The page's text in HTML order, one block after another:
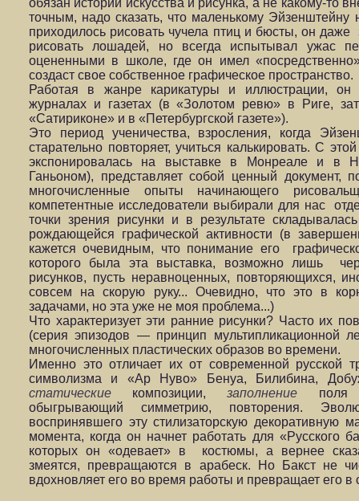
обязан истории искусства и рисунка, а не какому-то
точным, надо сказать, что маленькому Эйзенштейну
приходилось рисовать чучела птиц и бюсты, он даже
рисовать лошадей, но всегда испытывал ужас
оцененными в школе, где он имел
создаст свое собственное графическое пространство.
Работая в жанре карикатуры и иллюстрации, он
журналах и газетах (в «Золотом ревю» в Риге,
«Сатириконе» и в «Петербургской газете»).
Это период ученичества, взросления, когда
старательно повторяет, учиться калькировать. С
экспонировалась на выставке в Монреале и в
Ганьоном), представляет собой ценный документ,
многочисленные опыты начинающего
компетентные исследователи выбирали для нас
точки зрения рисунки и в результате
рождающейся графической активности (в
кажется очевидным, что понимание его
которого была эта выставка, возможно лишь
рисунков, пусть неравноценных, повторяющихся,
совсем на скорую руку... Очевидно, что это в
задачами, но эта уже не моя проблема...)
Что характеризует эти ранние рисунки? Часто их
(серия эпизодов — принцип мультипликационной
многочисленных пластических образов во времени.
Именно это отличает их от современной русской
символизма и «Ар Нуво» Бенуа, Билибина,
статические композиции,заполнение поля
обыгрывающий симметрию, повторения.
воспринявшего эту стилизаторскую декоративную
момента, когда он начнет работать для «Русского
которых он «одевает» в костюмы, а вернее
змеятся, превращаются в арабеск. Но Бакст не
вдохновляет его во время работы и превращает его в